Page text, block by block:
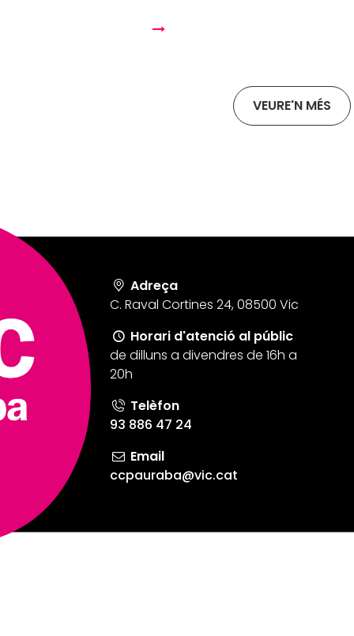
VEURE'N MÉS
Adreça
C. Raval Cortines 24, 08500 Vic
Horari d'atenció al públic
de dilluns a divendres de 16h a
20h
Telèfon
93 886 47 24
Email
ccpauraba@vic.cat